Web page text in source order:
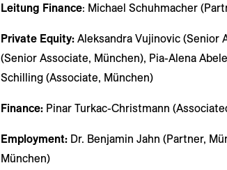
Leitung Finance: Michael Schuhmacher
Private Equity: Aleksandra Vujinovic (Senior
(Senior Associate, München), Pia-Alena
Schilling (Associate, München)
Finance: Pinar Turkac-Christmann
Employment: Dr. Benjamin Jahn (Partner,
München)